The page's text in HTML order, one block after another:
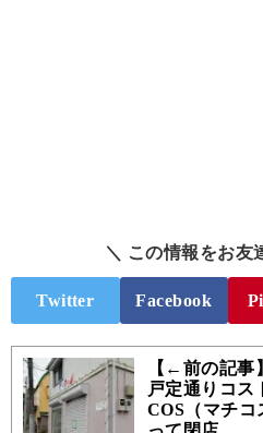
＼ この情報をお友
Twitter Facebook
【←前の記事】
戸定通りコ
COS（マチコ